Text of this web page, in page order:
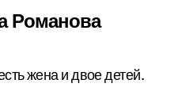
Романова
жена и двое детей.